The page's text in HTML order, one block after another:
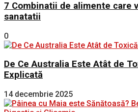
7 Combinatii de alimente care
sanatatii
0
De Ce Australia Este Atât de
Explicată
14 decembrie 2025